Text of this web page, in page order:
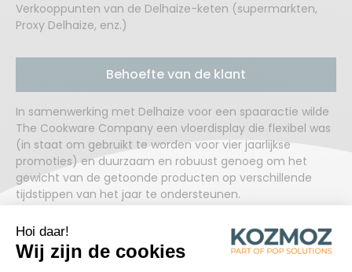
Verkooppunten van de Delhaize-keten (supermarkten,
Proxy Delhaize, enz.)
Behoefte van de klant
In samenwerking met Delhaize voor een spaaractie wilde
The Cookware Company een vloerdisplay die flexibel was
(in staat om gebruikt te worden voor vier jaarlijkse
promoties) en duurzaam en robuust genoeg om het
gewicht van de getoonde producten op verschillende
tijdstippen van het jaar te ondersteunen.
Oplossingen